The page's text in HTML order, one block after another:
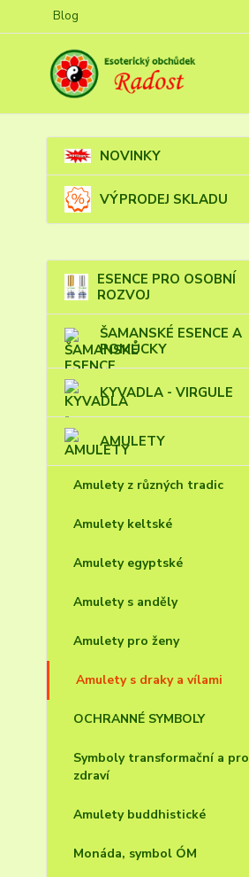
Blog
NOVINKY
VÝPRODEJ SKLADU
ESENCE PRO OSOBNÍ
ROZVOJ
ŠAMANSKÉ ESENCE A
POMŮCKY
KYVADLA - VIRGULE
AMULETY
Amulety z různých tradic
Amulety keltské
Amulety egyptské
Amulety s anděly
Amulety pro ženy
Amulety s draky a vílami
OCHRANNÉ SYMBOLY
Symboly transformační a pro
zdraví
Amulety buddhistické
Monáda, symbol ÓM